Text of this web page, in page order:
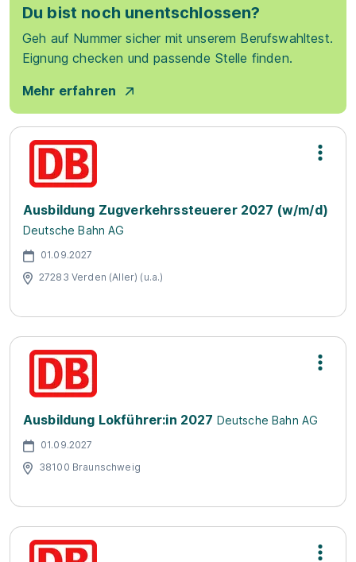
Du bist noch unentschlossen?
Geh auf Nummer sicher mit unserem Berufswahltest.
Eignung checken und passende Stelle finden.
Mehr erfahren
Ausbildung Zugverkehrssteuerer 2027 (w/m/d)
Deutsche Bahn AG
01.09.2027
27283 Verden (Aller) (u.a.)
Ausbildung Lokführer:in 2027 Deutsche Bahn AG
01.09.2027
38100 Braunschweig